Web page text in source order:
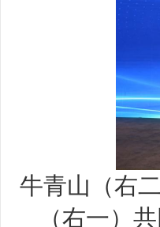
牛青山（右
（右一）